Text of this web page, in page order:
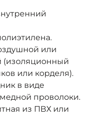
или
(изоляционный
или корделя).
в виде
проволоки.
из ПВХ или